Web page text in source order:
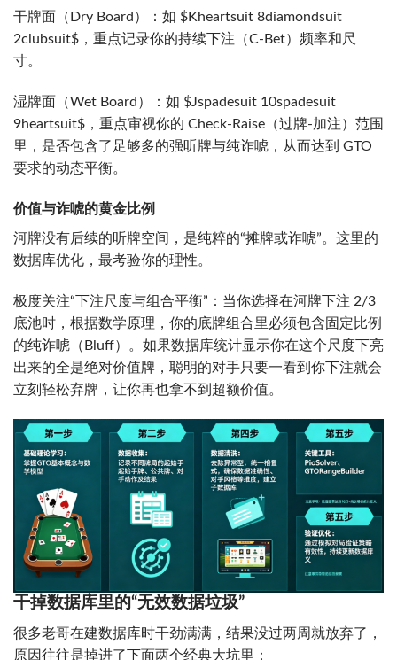
干牌面（Dry Board）：如 $Kheartsuit 8diamondsuit
2clubsuit$ ，重点记录你的持续下注（C-Bet）频率和尺
寸。
湿牌面（Wet Board）：如 $Jspadesuit 10spadesuit
9heartsuit$ ，重点审视你的 Check-Raise（过牌-加注）范围
里，是否包含了足够多的强听牌与纯诈唬，从而达到 GTO
要求的动态平衡。
价值与诈唬的黄金比例
河牌没有后续的听牌空间，是纯粹的“摊牌或诈唬”。这里的
数据库优化，最考验你的理性。
极度关注“下注尺度与组合平衡”：当你选择在河牌下注 2/3
底池时，根据数学原理，你的底牌组合里必须包含固定比例
的纯诈唬（Bluff）。如果数据库统计显示你在这个尺度下亮
出来的全是绝对价值牌，聪明的对手只要一看到你下注就会
立刻轻松弃牌，让你再也拿不到超额价值。
干掉数据库里的“无效数据垃圾”
很多老哥在建数据库时干劲满满，结果没过两周就放弃了，
原因往往是掉进了下面两个经典大坑里：